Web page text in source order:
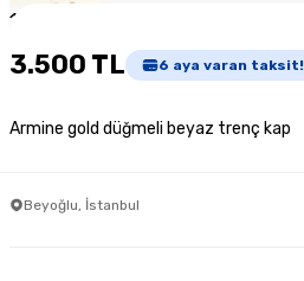
1
3.500 TL 6 aya varan taksit!
Armine gold düğmeli beyaz trenç kap
Beyoğlu, İstanbul